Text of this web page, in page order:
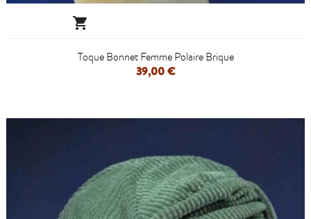

Toque Bonnet Femme Polaire Brique
39,00 €